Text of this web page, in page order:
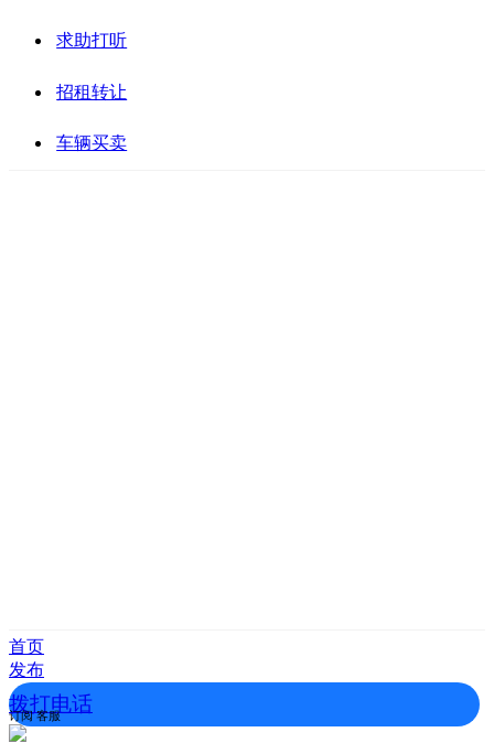
求助打听
招租转让
车辆买卖
首页
发布
拨打电话
订阅 客服